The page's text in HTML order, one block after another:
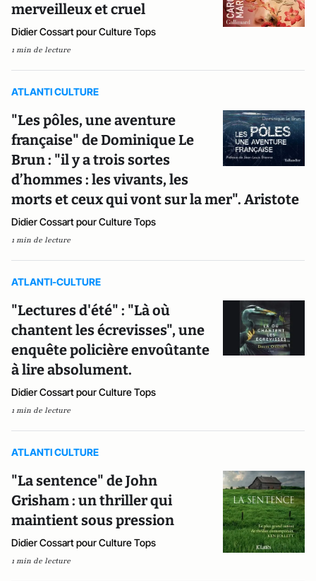
merveilleux et cruel
Didier Cossart pour Culture Tops
1 min de lecture
ATLANTI CULTURE
"Les pôles, une aventure
française" de Dominique Le
Brun : "il y a trois sortes
d’hommes : les vivants, les
morts et ceux qui vont sur la mer". Aristote
Didier Cossart pour Culture Tops
1 min de lecture
ATLANTI-CULTURE
"Lectures d'été" : "Là où
chantent les écrevisses", une
enquête policière envoûtante
à lire absolument.
Didier Cossart pour Culture Tops
1 min de lecture
ATLANTI CULTURE
"La sentence" de John
Grisham : un thriller qui
maintient sous pression
Didier Cossart pour Culture Tops
1 min de lecture